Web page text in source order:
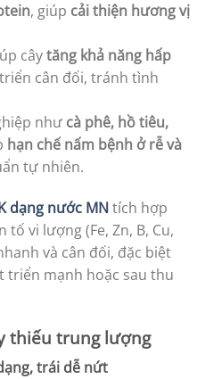
, giúp cải thiện hương vị
câytăng khả năng hấp
cân đối, tránh tình
như cà phê, hồ tiêu,
hạn chế nấm bệnh ở rễ và
tự nhiên.
dạng nước MNtích hợp
vi lượng (Fe, Zn, B, Cu,
và cân đối, đặc biệt
triển mạnh hoặc sau thu
thiếu trung lượng
trái dễ nứt